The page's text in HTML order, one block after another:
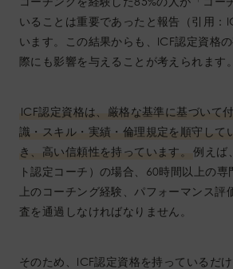
いることは重要であったと報告（引用：
います。この結果からも、ICF認定資格
際にも影響を与えることが考えられます。
ICF認定資格は、厳格な基準に基づいて
識・スキル・実績・倫理規定を順守して
き、高い信頼性を持っています。
例えば
ト認定コーチ）の場合、60時間以上の
上のコーチング経験、パフォーマンス評
査を通過しなければなりません。
そのため、ICF認定資格を持っているだ